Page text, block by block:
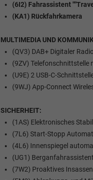
(6I2) Fahrassistent
(KA1) Rückfahrkamera
MULTIMEDIA UND
(QV3) DAB+ Digitaler
(9ZV) Telefonschnittstelle
(U9E) 2 USB-C-
(9WJ) App-Connect
SICHERHEIT:
(1AS) Elektronisches
(7L6) Start-Stopp
(4L6) Innenspiegel
(UG1) Berganfahrassistent
(7W2) Proaktives